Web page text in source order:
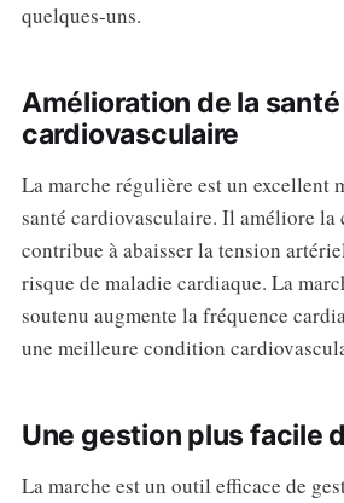
quelques-uns.
Amélioration de la santé
cardiovasculaire
La marche régulière est un excellent
santé cardiovasculaire. Il améliore
contribue à abaisser la tension
risque de maladie cardiaque. La
soutenu augmente la fréquence
une meilleure condition
Une gestion plus facile
La marche est un outil efficace de